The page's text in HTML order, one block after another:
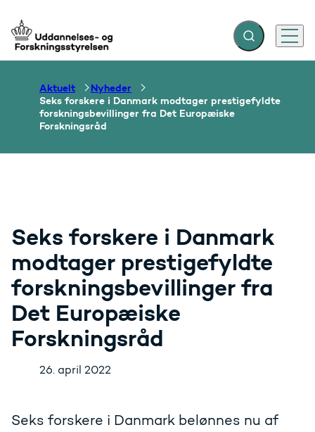
Gå til forsiden Fold søgefelt ud
Menu
Aktuelt
Nyheder
Seks forskere i Danmark modtager prestigefyldte
forskningsbevillinger fra Det Europæiske
Forskningsråd
Seks forskere i Danmark
modtager prestigefyldte
forskningsbevillinger fra
Det Europæiske
Forskningsråd
26. april 2022
Seks forskere i Danmark belønnes nu af